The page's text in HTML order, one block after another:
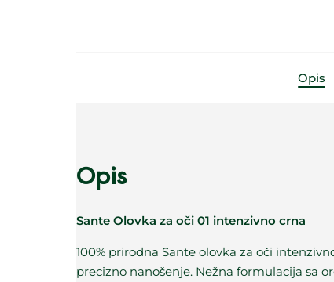
Opis
Opis
Sante Olovka za oči 01 intenzivno crna
100% prirodna Sante olovka za oči
precizno nanošenje. Nežna formulacija sa